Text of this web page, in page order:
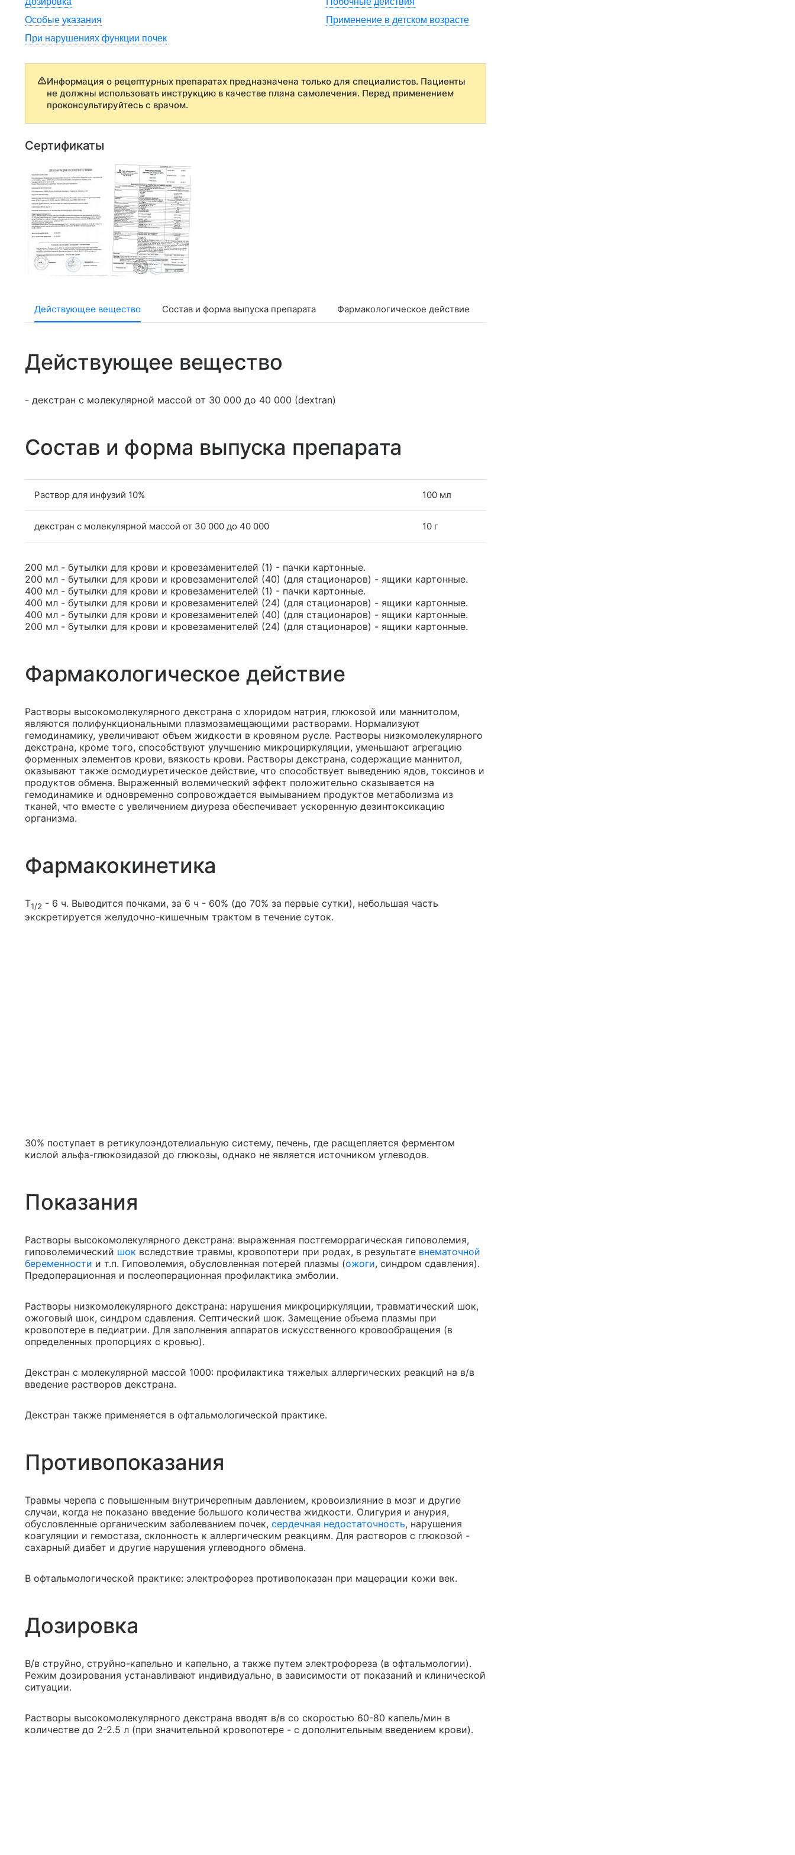
Особые указания
Применение в детском возрасте
При нарушениях функции почек
Информация о рецептурных препаратах предназначена только для специалистов. Пациенты
не должны использовать инструкцию в качестве плана самолечения. Перед применением
проконсультируйтесь с врачом.
Сертификаты
Действующее вещество Состав и форма выпуска препарата Фармакологическое действие
Действующее вещество
- декстран с молекулярной массой от 30 000 до 40 000 (dextran)
Состав и форма выпуска препарата
Раствор для инфузий 10% 100 мл
декстран с молекулярной массой от 30 000 до 40 000 10 г
200 мл - бутылки для крови и кровезаменителей (1) - пачки картонные.
200 мл - бутылки для крови и кровезаменителей (40) (для стационаров) - ящики картонные.
400 мл - бутылки для крови и кровезаменителей (1) - пачки картонные.
400 мл - бутылки для крови и кровезаменителей (24) (для стационаров) - ящики картонные.
400 мл - бутылки для крови и кровезаменителей (40) (для стационаров) - ящики картонные.
200 мл - бутылки для крови и кровезаменителей (24) (для стационаров) - ящики картонные.
Фармакологическое действие
Растворы высокомолекулярного декстрана с хлоридом натрия, глюкозой или маннитолом,
являются полифункциональными плазмозамещающими растворами. Нормализуют
гемодинамику, увеличивают объем жидкости в кровяном русле. Растворы низкомолекулярного
декстрана, кроме того, способствуют улучшению микроциркуляции, уменьшают агрегацию
форменных элементов крови, вязкость крови. Растворы декстрана, содержащие маннитол,
оказывают также осмодиуретическое действие, что способствует выведению ядов, токсинов и
продуктов обмена. Выраженный волемический эффект положительно сказывается на
гемодинамике и одновременно сопровождается вымыванием продуктов метаболизма из
тканей, что вместе с увеличением диуреза обеспечивает ускоренную дезинтоксикацию
организма.
Фармакокинетика
T1/2 - 6 ч. Выводится почками, за 6 ч - 60% (до 70% за первые сутки), небольшая часть
экскретируется желудочно-кишечным трактом в течение суток.
30% поступает в ретикулоэндотелиальную систему, печень, где расщепляется ферментом
кислой альфа-глюкозидазой до глюкозы, однако не является источником углеводов.
Показания
Растворы высокомолекулярного декстрана: выраженная постгеморрагическая гиповолемия,
гиповолемический шок вследствие травмы, кровопотери при родах, в результате внематочной
беременности и т.п. Гиповолемия, обусловленная потерей плазмы (ожоги, синдром сдавления).
Предоперационная и послеоперационная профилактика эмболии.
Растворы низкомолекулярного декстрана: нарушения микроциркуляции, травматический шок,
ожоговый шок, синдром сдавления. Септический шок. Замещение объема плазмы при
кровопотере в педиатрии. Для заполнения аппаратов искусственного кровообращения (в
определенных пропорциях с кровью).
Декстран с молекулярной массой 1000: профилактика тяжелых аллергических реакций на в/в
введение растворов декстрана.
Декстран также применяется в офтальмологической практике.
Противопоказания
Травмы черепа с повышенным внутричерепным давлением, кровоизлияние в мозг и другие
случаи, когда не показано введение большого количества жидкости. Олигурия и анурия,
обусловленные органическим заболеванием почек, сердечная недостаточность, нарушения
коагуляции и гемостаза, склонность к аллергическим реакциям. Для растворов с глюкозой -
сахарный диабет и другие нарушения углеводного обмена.
В офтальмологической практике: электрофорез противопоказан при мацерации кожи век.
Дозировка
В/в струйно, струйно-капельно и капельно, а также путем электрофореза (в офтальмологии).
Режим дозирования устанавливают индивидуально, в зависимости от показаний и клинической
ситуации.
Растворы высокомолекулярного декстрана вводят в/в со скоростью 60-80 капель/мин в
количестве до 2-2.5 л (при значительной кровопотере - с дополнительным введением крови).